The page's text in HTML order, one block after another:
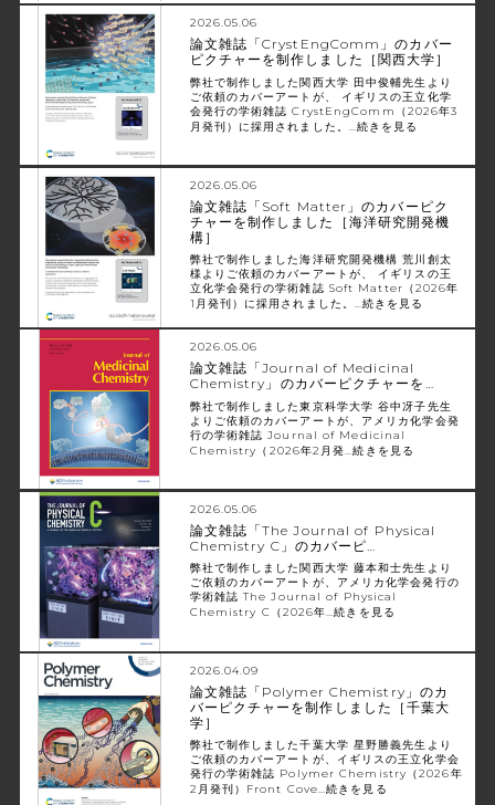
2026.05.06
論文雑誌「CrystEngComm」のカバー
ピクチャーを制作しました［関西大学］
弊社で制作しました関西大学 田中俊輔先生より
ご依頼のカバーアートが、 イギリスの王立化学
会発行の学術雑誌 CrystEngComm（2026年3
月発刊）に採用されました。… 続きを見る
2026.05.06
論文雑誌「Soft Matter」のカバーピク
チャーを制作しました［海洋研究開発機
構］
弊社で制作しました海洋研究開発機構 荒川創太
様よりご依頼のカバーアートが、 イギリスの王
立化学会発行の学術雑誌 Soft Matter（2026年
1月発刊）に採用されました。…続きを見る
2026.05.06
論文雑誌「Journal of Medicinal
Chemistry」のカバーピクチャーを…
弊社で制作しました東京科学大学 谷中冴子先生
よりご依頼のカバーアートが、アメリカ化学会発
行の学術雑誌 Journal of Medicinal
Chemistry（2026年2月発…続きを見る
2026.05.06
論文雑誌「The Journal of Physical
Chemistry C」のカバーピ…
弊社で制作しました関西大学 藤本和士先生より
ご依頼のカバーアートが、アメリカ化学会発行の
学術雑誌 The Journal of Physical
Chemistry C（2026年…続きを見る
2026.04.09
論文雑誌「Polymer Chemistry」のカ
バーピクチャーを制作しました［千葉大
学］
弊社で制作しました千葉大学 星野勝義先生より
ご依頼のカバーアートが、イギリスの王立化学会
発行の学術雑誌 Polymer Chemistry（2026年
2月発刊）Front Cove…続きを見る